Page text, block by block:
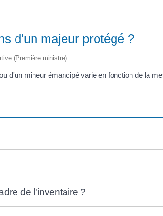
d'un majeur protégé ?
(Première ministre)
d'un mineur émancipé varie en fonction de la
de l'inventaire ?